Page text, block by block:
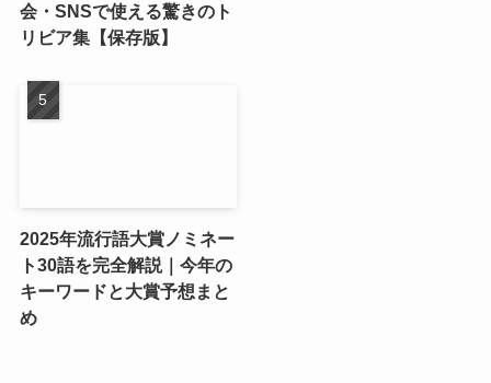
会・SNSで使える驚きのト
リビア集【保存版】
2025年流行語大賞ノミネー
ト30語を完全解説｜今年の
キーワードと大賞予想まと
め